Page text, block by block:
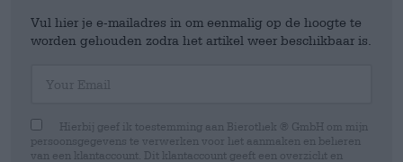
Vul hier je e-mailadres in om eenmalig op de hoogte te
worden gehouden zodra het artikel weer beschikbaar is.
Hierbij geef ik toestemming aan Bierothek ® GmbH om mijn
persoonsgegevens te verwerken voor het aanmaken en beheren
van een klantaccount. Dit klantaccount geeft een overzicht en